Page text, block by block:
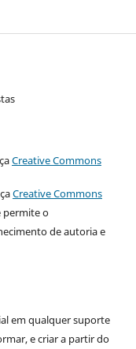
Creative Commons
Creative Commons
permite o
de autoria e
em qualquer suporte
e criar a partir do